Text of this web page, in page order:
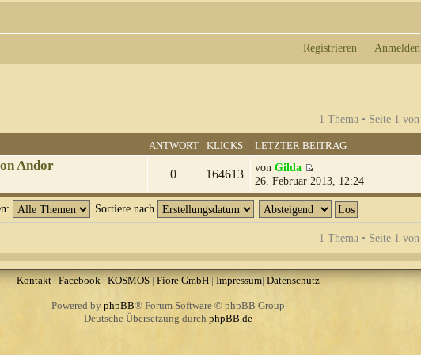
Registrieren Anmelden
1 Thema • Seite 1 von
ANTWORT KLICKS LETZTER BEITRAG
Andor
0 164613 von Gilda
26. Februar 2013, 12:24
Sortiere nach
1 Thema • Seite 1 von
Kontakt| Facebook| KOSMOS| Fiore GmbH| Impressum|Datenschutz
Powered by phpBB® Forum Software © phpBB Group
Deutsche Übersetzung durch phpBB.de